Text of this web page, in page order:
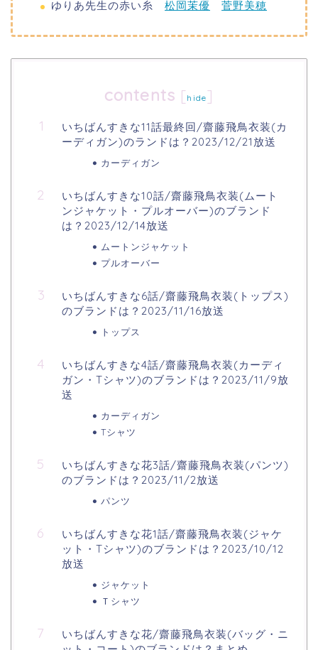
ゆりあ先生の赤い糸 松岡茉優 菅野美穂
contents [ hide]
いちばんすきな11話最終回/齋藤飛鳥衣装(カ
ーディガン)のランドは？2023/12/21放送
カーディガン
いちばんすきな10話/齋藤飛鳥衣装(ムート
ンジャケット・プルオーバー)のブランド
は？2023/12/14放送
ムートンジャケット
プルオーバー
いちばんすきな6話/齋藤飛鳥衣装(トップス)
のブランドは？2023/11/16放送
トップス
いちばんすきな4話/齋藤飛鳥衣装(カーディ
ガン・Tシャツ)のブランドは？2023/11/9放
送
カーディガン
Tシャツ
いちばんすきな花3話/齋藤飛鳥衣装(パンツ)
のブランドは？2023/11/2放送
パンツ
いちばんすきな花1話/齋藤飛鳥衣装(ジャケ
ット・Tシャツ)のブランドは？2023/10/12
放送
ジャケット
Ｔシャツ
いちばんすきな花/齋藤飛鳥衣装(バッグ・ニ